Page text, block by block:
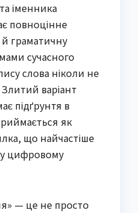
іменника
повноцінне
граматичну
сучасного
слова ніколи не
варіант
підґрунтя в
як
що найчастіше
цифровому
— це не просто